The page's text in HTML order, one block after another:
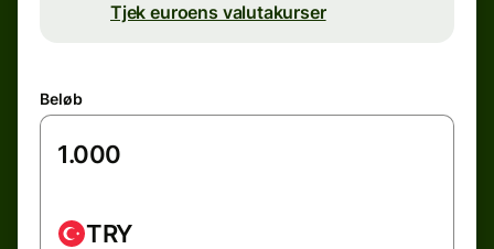
Tjek euroens valutakurser
Beløb
TRY